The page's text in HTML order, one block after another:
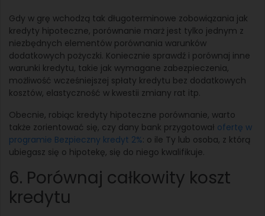
Gdy w grę wchodzą tak długoterminowe zobowiązania jak
kredyty hipoteczne, porównanie marż jest tylko jednym z
niezbędnych elementów porównania warunków
dodatkowych pożyczki. Koniecznie sprawdź i porównaj inne
warunki kredytu, takie jak wymagane zabezpieczenia,
możliwość wcześniejszej spłaty kredytu bez dodatkowych
kosztów, elastyczność w kwestii zmiany rat itp.
Obecnie, robiąc kredyty hipoteczne porównanie, warto
także zorientować się, czy dany bank przygotował ofertę w
programie Bezpieczny kredyt 2%: o ile Ty lub osoba, z którą
ubiegasz się o hipotekę, się do niego kwalifikuje.
6. Porównaj całkowity koszt
kredytu